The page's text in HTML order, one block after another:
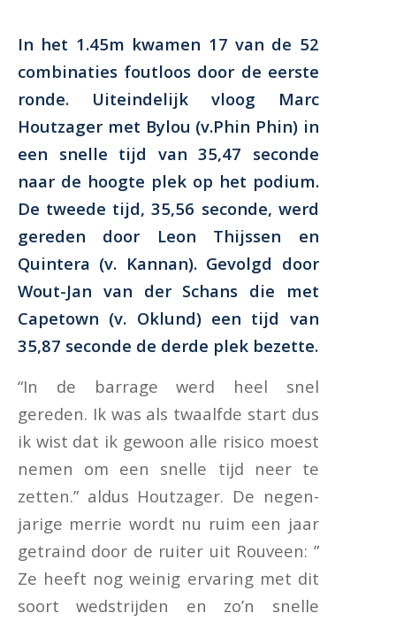
In het 1.45m kwamen 17 van de 52
combinaties foutloos door de eerste
ronde. Uiteindelijk vloog Marc
Houtzager met Bylou (v.Phin Phin) in
een snelle tijd van 35,47 seconde
naar de hoogte plek op het podium.
De tweede tijd, 35,56 seconde, werd
gereden door Leon Thijssen en
Quintera (v. Kannan). Gevolgd door
Wout-Jan van der Schans die met
Capetown (v. Oklund) een tijd van
35,87 seconde de derde plek bezette.
“In de barrage werd heel snel
gereden. Ik was als twaalfde start dus
ik wist dat ik gewoon alle risico moest
nemen om een snelle tijd neer te
zetten.” aldus Houtzager. De negen-
jarige merrie wordt nu ruim een jaar
getraind door de ruiter uit Rouveen: ”
Ze heeft nog weinig ervaring met dit
soort wedstrijden en zo’n snelle